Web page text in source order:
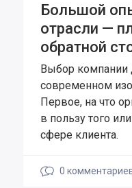
Большой
отрасли —
обратной
Выбор компании
современном
Первое, на что
в пользу того
сфере клиента.
0